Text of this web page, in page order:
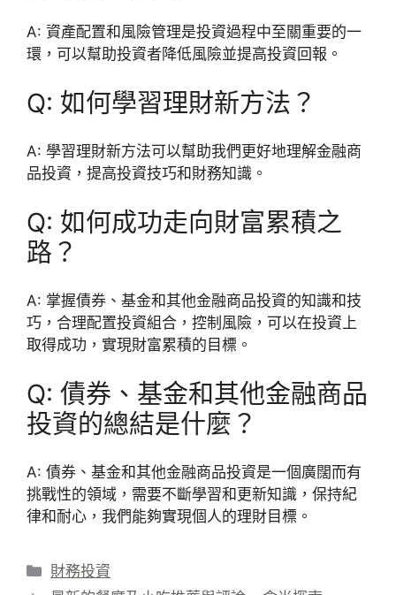
A: 資產配置和風險管理是投資過程中至關重要的一
環，可以幫助投資者降低風險並提高投資回報。
Q: 如何學習理財新方法？
A: 學習理財新方法可以幫助我們更好地理解金融商
品投資，提高投資技巧和財務知識。
Q: 如何成功走向財富累積之
路？
A: 掌握債券、基金和其他金融商品投資的知識和技
巧，合理配置投資組合，控制風險，可以在投資上
取得成功，實現財富累積的目標。
Q: 債券、基金和其他金融商品
投資的總結是什麼？
A: 債券、基金和其他金融商品投資是一個廣闊而有
挑戰性的領域，需要不斷學習和更新知識，保持紀
律和耐心，我們能夠實現個人的理財目標。
分
類
財務投資